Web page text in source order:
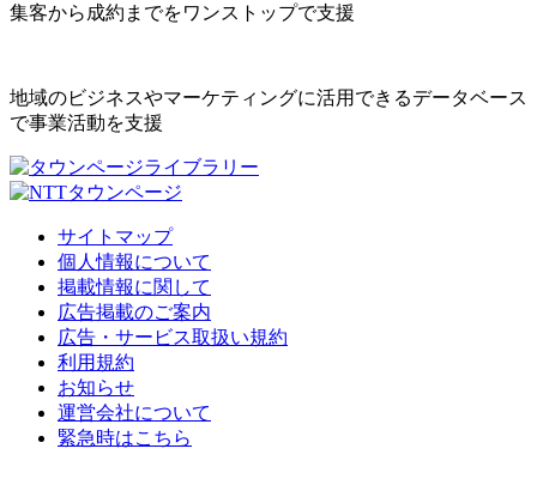
集客から成約までをワンストップで支援
地域のビジネスやマーケティングに活用できるデータベース
で事業活動を支援
サイトマップ
個人情報について
掲載情報に関して
広告掲載のご案内
広告・サービス取扱い規約
利用規約
お知らせ
運営会社について
緊急時はこちら